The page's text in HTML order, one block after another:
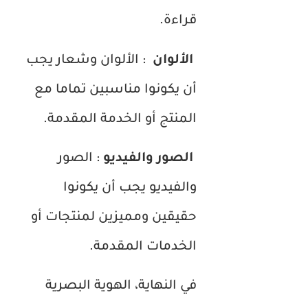
قراءة.
الألوان : الألوان وشعار يجب
أن يكونوا مناسبين تماما مع
المنتج أو الخدمة المقدمة.
الصور والفيديو : الصور
والفيديو يجب أن يكونوا
حقيقين ومميزين لمنتجات أو
الخدمات المقدمة.
في النهاية، الهوية البصرية